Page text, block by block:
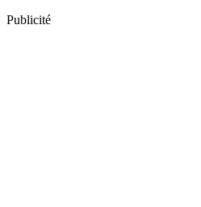
Publicité